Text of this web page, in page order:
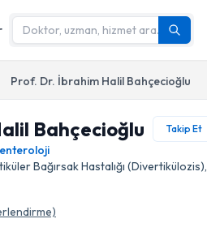
Prof. Dr. İbrahim Halil Bahçecioğlu
Bahçecioğlu Takip Et
Bağırsak Hastalığı (Divertikülozis),